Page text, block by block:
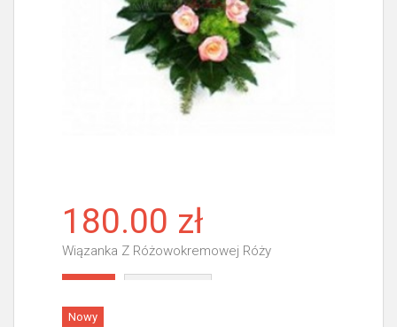
180.00 zł
Wiązanka Z Różowokremowej Róży
Nowy